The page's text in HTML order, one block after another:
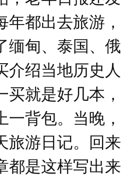
年都出去旅游
缅甸、泰国、
介绍当地历史
买就是好几本
上一背包。当晚
旅游日记。回
都是这样写出